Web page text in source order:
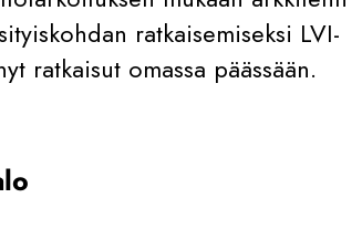
ratkaisemiseksi LVI-
ratkaisut omassa päässään.